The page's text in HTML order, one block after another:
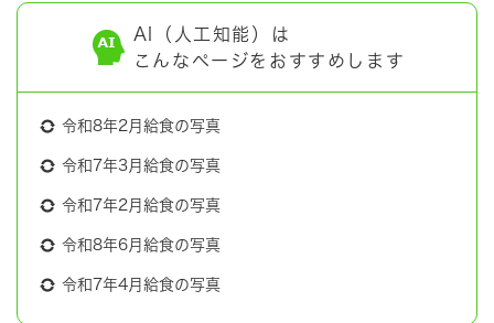
AI（人工知能）は
こんなページをおすすめします
令和8年2月給食の写真
令和7年3月給食の写真
令和7年2月給食の写真
令和8年6月給食の写真
令和7年4月給食の写真